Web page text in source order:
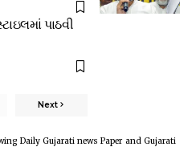
પાઠવી
Next
Daily Gujarati news Paper and Gujarati